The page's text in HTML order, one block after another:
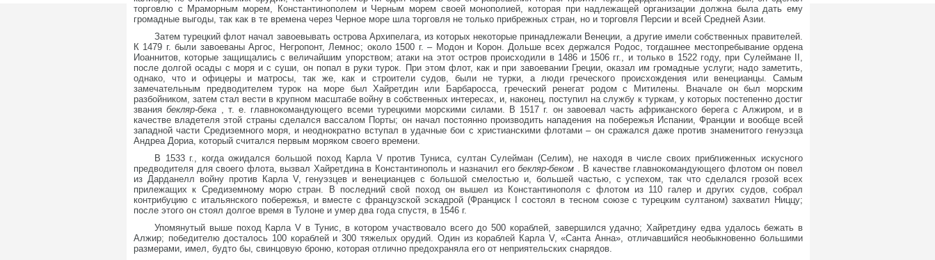
торговлю с Мраморным морем, Константинополем и Черным морем своей монополией, которая при надлежащей организации должна была дать ему
громадные выгоды, так как в те времена через Черное море шла торговля не только прибрежных стран, но и торговля Персии и всей Средней Азии.
Затем турецкий флот начал завоевывать острова Архипелага, из которых некоторые принадлежали Венеции, а другие имели собственных правителей.
К 1479 г. были завоеваны Аргос, Негропонт, Лемнос; около 1500 г. – Модон и Корон. Дольше всех держался Родос, тогдашнее местопребывание ордена
Иоаннитов, которые защищались с величайшим упорством; атаки на этот остров происходили в 1486 и 1506 гг., и только в 1522 году, при Сулеймане II,
после долгой осады с моря и с суши, он попал в руки турок. При этом флот, как и при завоевании Греции, оказал им громадные услуги; надо заметить,
однако, что и офицеры и матросы, так же, как и строители судов, были не турки, а люди греческого происхождения или венецианцы. Самым
замечательным предводителем турок на море был Хайретдин или Барбаросса, греческий ренегат родом с Митилены. Вначале он был морским
разбойником, затем стал вести в крупном масштабе войну в собственных интересах, и, наконец, поступил на службу к туркам, у которых постепенно достиг
званиябекляр-бека , т. е. главнокомандующего всеми турецкими морскими силами. В 1517 г. он завоевал часть африканского берега с Алжиром, и в
качестве владетеля этой страны сделался вассалом Порты; он начал постоянно производить нападения на побережья Испании, Франции и вообще всей
западной части Средиземного моря, и неоднократно вступал в удачные бои с христианскими флотами – он сражался даже против знаменитого генуэзца
Андреа Дориа, который считался первым моряком своего времени.
В 1533 г., когда ожидался большой поход Карла V против Туниса, султан Сулейман (Селим), не находя в числе своих приближенных искусного
предводителя для своего флота, вызвал Хайретдина в Константинополь и назначил егобекляр-беком . В качестве главнокомандующего флотом он повел
из Дарданелл войну против Карла V, генуэзцев и венецианцев с большой смелостью и, большей частью, с успехом, так что сделался грозой всех
прилежащих к Средиземному морю стран. В последний свой поход он вышел из Константинополя с флотом из 110 галер и других судов, собрал
контрибуцию с итальянского побережья, и вместе с французской эскадрой (Франциск I состоял в тесном союзе с турецким султаном) захватил Ниццу;
после этого он стоял долгое время в Тулоне и умер два года спустя, в 1546 г.
Упомянутый выше поход Карла V в Тунис, в котором участвовало всего до 500 кораблей, завершился удачно; Хайретдину едва удалось бежать в
Алжир; победителю досталось 100 кораблей и 300 тяжелых орудий. Один из кораблей Карла V, «Санта Анна», отличавшийся необыкновенно большими
размерами, имел, будто бы, свинцовую броню, которая отлично предохраняла его от неприятельских снарядов.